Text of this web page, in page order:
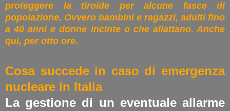
proteggere la tiroide per alcune fasce di
popolazione. Ovvero bambini e ragazzi, adulti fino
a 40 anni e donne incinte o che allattano. Anche
qui, per otto ore.
Cosa succede in caso di emergenza
nucleare in Italia
La gestione di un eventuale allarme